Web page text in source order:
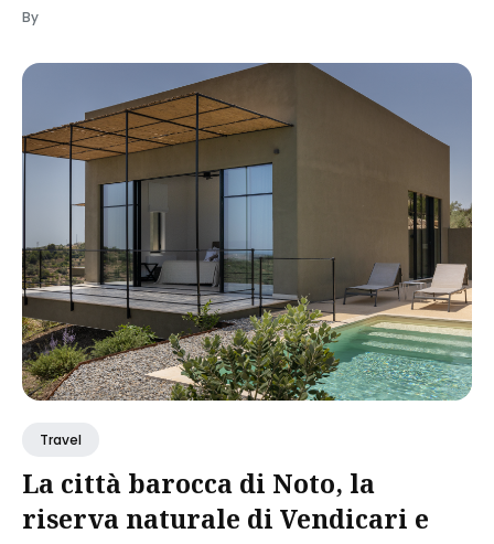
By
Travel
La città barocca di Noto, la
riserva naturale di Vendicari e